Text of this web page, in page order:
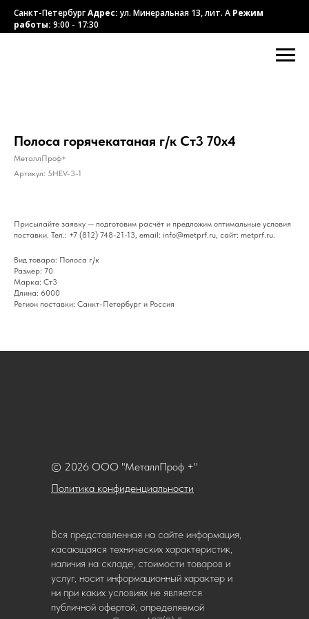
Санкт-ПетербургАдрес:ул. Минеральная 13, лит. А Режим
работы: 9:00 - 17:30
Полоса горячекатаная г/к Ст3 70х4
МеталлПроф+
Артикул: 5HEV-3-1
Присылайте заявку — подготовим расчёт и предложим оптимальные условия
поставки. Тел.: +7 (812) 748-21-13, email: info@metprf.ru, сайт: metprf.ru.
Вид товара: Полоса г/к
Размер: 70
Марка: Ст3
Длина: 6000
Регион поставки: Санкт-Петербург и Россия
Политика конфиденциальности
© 2026 ООО "МеталлПроф +"
Вся представленная на сайте информация,
касающаяся технических характеристик,
наличия на складе, стоимости товаров и
услуг, носит информационный характер и
ни при каких условиях не является
публичной офертой, определяемой